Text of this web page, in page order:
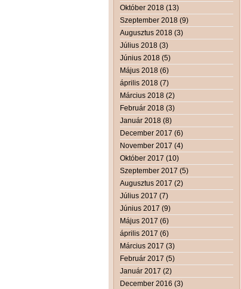
Október 2018 (13)
Szeptember 2018 (9)
Augusztus 2018 (3)
Július 2018 (3)
Június 2018 (5)
Május 2018 (6)
április 2018 (7)
Március 2018 (2)
Február 2018 (3)
Január 2018 (8)
December 2017 (6)
November 2017 (4)
Október 2017 (10)
Szeptember 2017 (5)
Augusztus 2017 (2)
Július 2017 (7)
Június 2017 (9)
Május 2017 (6)
április 2017 (6)
Március 2017 (3)
Február 2017 (5)
Január 2017 (2)
December 2016 (3)